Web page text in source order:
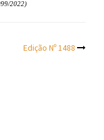
2022)
Edição Nº 1488